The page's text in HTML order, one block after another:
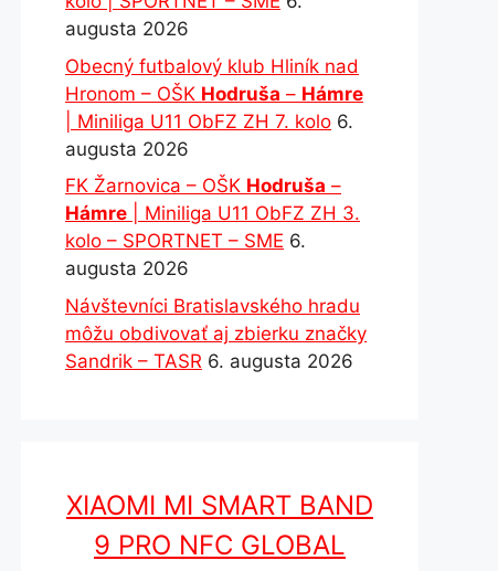
augusta 2026
Obecný futbalový klub Hliník nad
Hronom – OŠK Hodruša – Hámre
| Miniliga U11 ObFZ ZH 7. kolo 6.
augusta 2026
FK Žarnovica – OŠK Hodruša –
Hámre | Miniliga U11 ObFZ ZH 3.
kolo – SPORTNET – SME 6.
augusta 2026
Návštevníci Bratislavského hradu
môžu obdivovať aj zbierku značky
Sandrik – TASR 6. augusta 2026
XIAOMI MI SMART BAND
9 PRO NFC GLOBAL